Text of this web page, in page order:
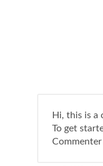
Hi, this is a
To get